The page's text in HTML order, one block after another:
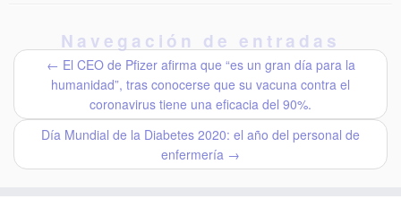
Navegación de entradas
← El CEO de Pfizer afirma que “es un gran día para la
humanidad”, tras conocerse que su vacuna contra el
coronavirus tiene una eficacia del 90%.
Día Mundial de la Diabetes 2020: el año del personal de
enfermería →